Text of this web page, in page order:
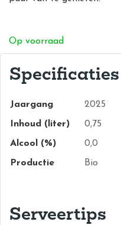
Op voorraad
Specificaties
Jaargang 2025
Inhoud (liter) 0,75
Alcool (%) 0,0
Productie Bio
Serveertips